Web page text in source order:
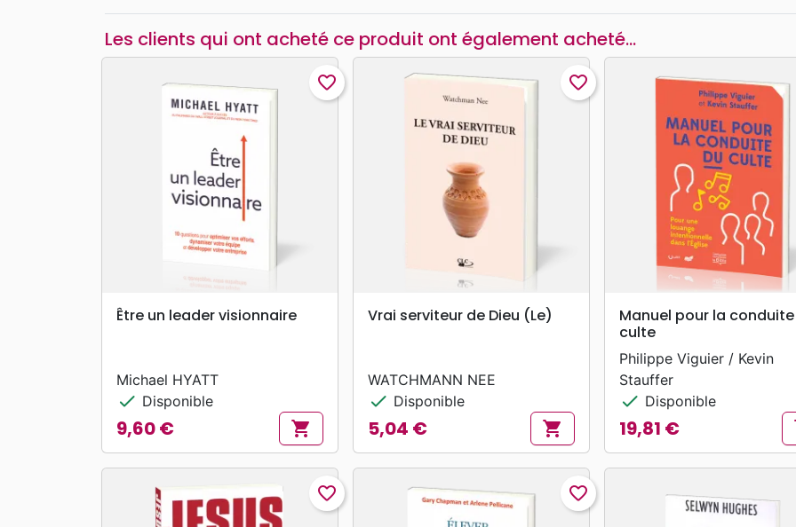
Les clients qui ont acheté ce produit ont également acheté...
search APERÇU RAPIDE
favorite_border
Être un leader visionnaire
Michael HYATT
check Disponible
Prix
9,60 € shopping_cart
search APERÇU RAPIDE
favorite_border
Vrai serviteur de Dieu (Le)
WATCHMANN NEE
check Disponible
Prix
5,04 € shopping_cart
search APERÇU RAPIDE
Manuel pour la
culte
Philippe Viguier / Kevin
Stauffer
check Disponible
Prix
19,81 €
favorite_border favorite_border